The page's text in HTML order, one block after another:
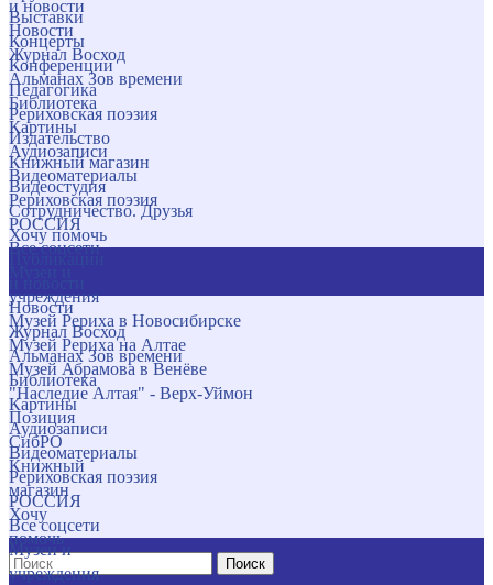
и новости
Новости
Журнал Восход
Альманах Зов времени
Библиотека
Картины
Аудиозаписи
Видеоматериалы
Рериховская поэзия
РОССИЯ
Все соцсети
учреждения
Музей Рериха в Новосибирске
Музей Рериха на Алтае
Музей Абрамова в Венёве
"Наследие Алтая" - Верх-Уймон
Позиция
СибРО
Книжный
магазин
Хочу
помочь
Поиск
Выставки
Концерты
Конференции
Педагогика
Рериховская поэзия
Издательство
Книжный магазин
Видеостудия
Сотрудничество. Друзья
Хочу помочь
Новости
Журнал Восход
Альманах Зов времени
Библиотека
Картины
Аудиозаписи
Видеоматериалы
Рериховская поэзия
РОССИЯ
Все соцсети
Музеи и
учреждения